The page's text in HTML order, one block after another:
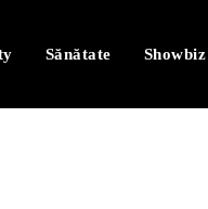
Sănătate Showbiz